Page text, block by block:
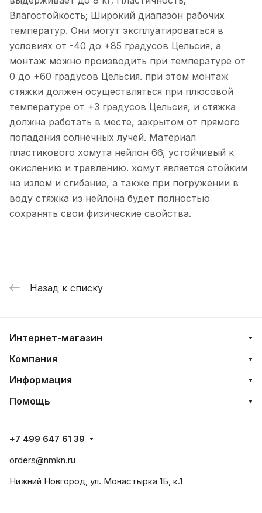
Влагостойкость; Широкий диапазон рабочих
температур. Они могут эксплуатироваться в
условиях от -40 до +85 градусов Цельсия, а
монтаж можно производить при температуре от
0 до +60 градусов Цельсия. при этом монтаж
стяжки должен осуществляться при плюсовой
температуре от +3 градусов Цельсия, и стяжка
должна работать в месте, закрытом от прямого
попадания солнечных лучей. Материал
пластикового хомута нейлон 66, устойчивый к
окислению и травлению. хомут является стойким
на излом и сгибание, а также при погружении в
воду стяжка из нейлона будет полностью
сохранять свои физические свойства.
Назад к списку
Интернет-магазин
Компания
Информация
Помощь
+7 499 647 61 39
orders@nmkn.ru
Нижний Новгород, ул. Монастырка 1Б, к.1